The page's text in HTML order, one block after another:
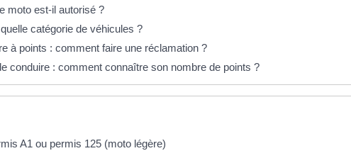
moto est-il autorisé ?
catégorie de véhicules ?
à points : comment faire une réclamation ?
conduire : comment connaître son nombre de points ?
A1 ou permis 125 (moto légère)